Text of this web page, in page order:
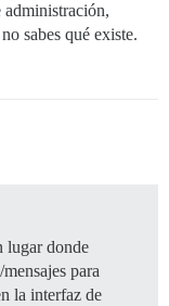
administración,
sabes qué existe.
lugar donde
para
la interfaz de